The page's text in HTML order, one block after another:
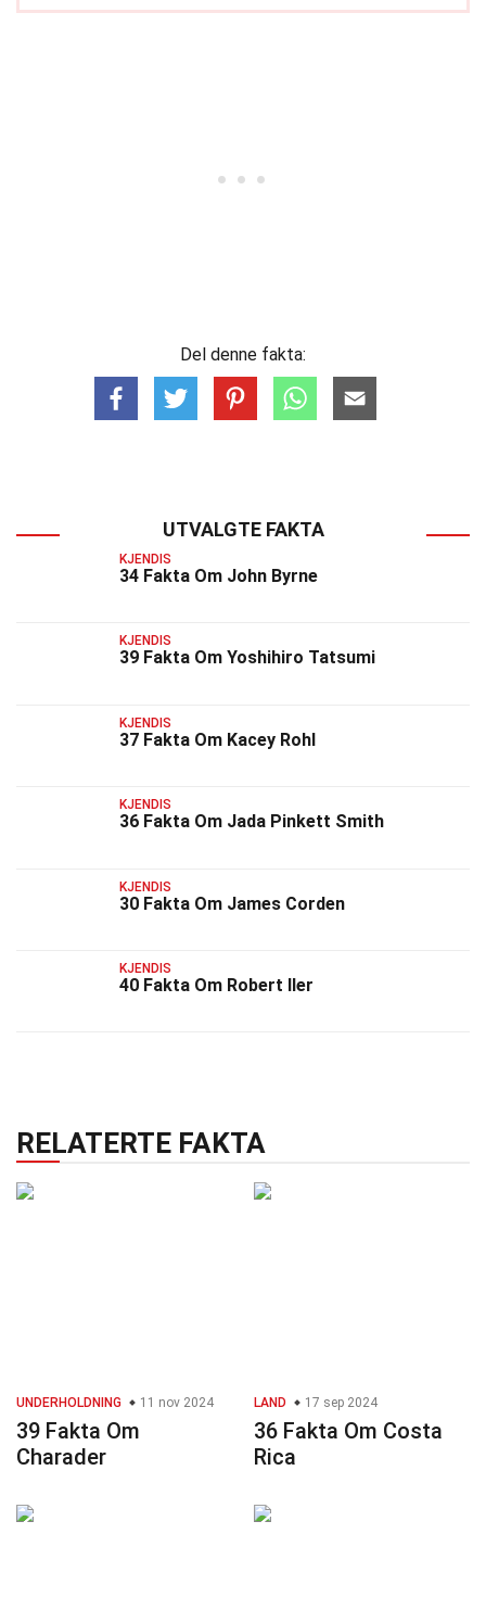
Del denne fakta:
UTVALGTE FAKTA
KJENDIS
34 Fakta Om John Byrne
KJENDIS
39 Fakta Om Yoshihiro Tatsumi
KJENDIS
37 Fakta Om Kacey Rohl
KJENDIS
36 Fakta Om Jada Pinkett Smith
KJENDIS
30 Fakta Om James Corden
KJENDIS
40 Fakta Om Robert Iler
RELATERTE FAKTA
UNDERHOLDNING 11 nov 2024
39 Fakta Om
Charader
LAND 17 sep 2024
36 Fakta Om Costa
Rica